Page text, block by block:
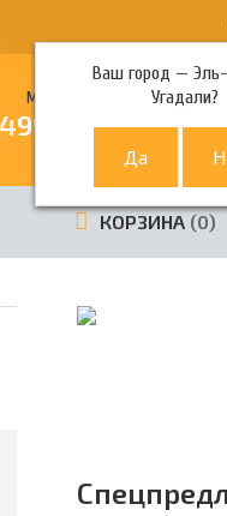
Ваш город —
Угадали?
Многоканальный телефон
380-80-80
КОРЗИНА 0